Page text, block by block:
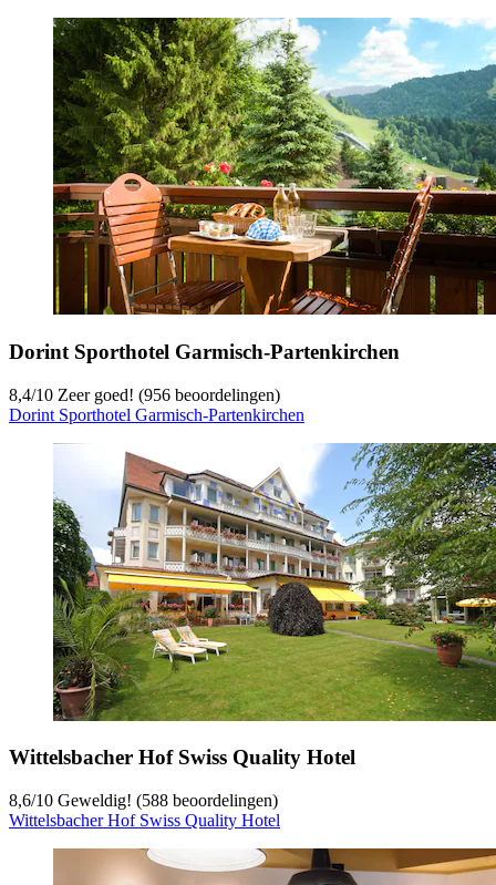
Dorint Sporthotel Garmisch-Partenkirchen
8,4/10 Zeer goed! (956 beoordelingen)
Dorint Sporthotel Garmisch-Partenkirchen
Wittelsbacher Hof Swiss Quality Hotel
8,6/10 Geweldig! (588 beoordelingen)
Wittelsbacher Hof Swiss Quality Hotel